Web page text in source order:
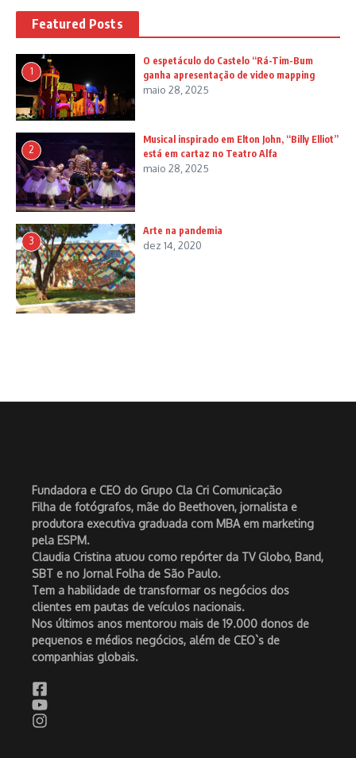
Featured Posts
1
O espetáculo do Castelo “Rá-Tim-Bum
ganha apresentação de video mapping
maio 28, 2025
2
Musical inspirado em Elton John, “Billy Elliot”
está em cartaz no Teatro Alfa
maio 28, 2025
3
Arte na pandemia
dez 14, 2020
Fundadora e CEO do Grupo Cla Cri Comunicação
Filha de fotógrafos, mãe do Beethoven, jornalista e
produtora executiva graduada com MBA em marketing
pela ESPM.
Claudia Cristina atuou como repórter da TV Globo, Band,
SBT e no Jornal Folha de São Paulo.
Tem a habilidade de transformar os negócios dos
clientes em pautas de veículos nacionais.
Nos últimos anos mentorou mais de 19.000 donos de
pequenos e médios negócios, além de CEO`s de
companhias globais.